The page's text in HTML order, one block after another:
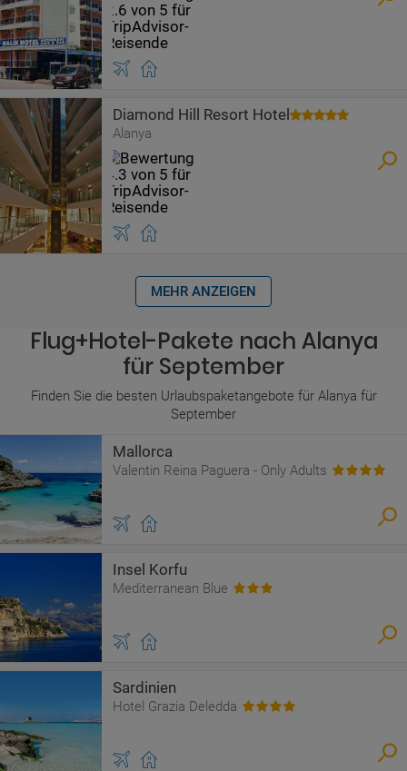
Diamond Hill Resort Hotel
Alanya
MEHR ANZEIGEN
Flug+Hotel-Pakete nach Alanya
für September
Finden Sie die besten Urlaubspaketangebote für Alanya für
September
Mallorca
Valentin Reina Paguera - Only Adults
Insel Korfu
Mediterranean Blue
Sardinien
Hotel Grazia Deledda